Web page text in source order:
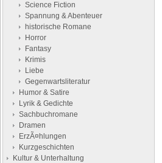
Science Fiction
Spannung & Abenteuer
historische Romane
Horror
Fantasy
Krimis
Liebe
Gegenwartsliteratur
Humor & Satire
Lyrik & Gedichte
Sachbuchromane
Dramen
ErzÃ¤hlungen
Kurzgeschichten
Kultur & Unterhaltung